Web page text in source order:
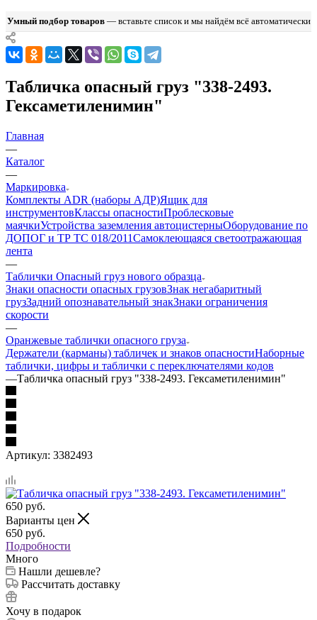
Умный подбор товаров— вставьте список и мы найдём всё автоматически
Табличка опасный груз "338-2493.
Гексаметиленимин"
Главная
—
Каталог
—
Маркировка
Комплекты ADR (наборы АДР)Ящик для
инструментовКлассы опасностиПроблесковые
маячкиУстройства заземления автоцистерныОборудование по
ДОПОГ и ТР ТС 018/2011Самоклеющаяся светоотражающая
лента
—
Таблички Опасный груз нового образца
Знаки опасности опасных грузовЗнак негабаритный
грузЗадний опознавательный знакЗнаки ограничения
скорости
—
Оранжевые таблички опасного груза
Держатели (карманы) табличек и знаков опасностиНаборные
таблички, цифры и таблички с переключателями кодов
—Табличка опасный груз "338-2493. Гексаметиленимин"
Артикул: 3382493
650 руб.
Варианты цен
650 руб.
Подробности
Много
Нашли дешевле?
Рассчитать доставку
Хочу в подарок